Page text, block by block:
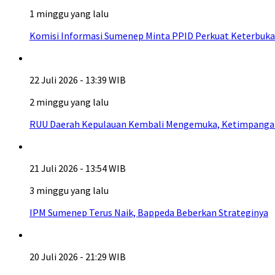
1 minggu yang lalu
Komisi Informasi Sumenep Minta PPID Perkuat
22 Juli 2026 - 13:39 WIB
2 minggu yang lalu
RUU Daerah Kepulauan Kembali Mengemuka,
21 Juli 2026 - 13:54 WIB
3 minggu yang lalu
IPM Sumenep Terus Naik, Bappeda Beberkan Strateginya
20 Juli 2026 - 21:29 WIB